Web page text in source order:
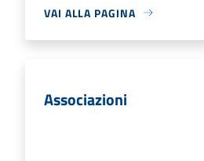
VAI ALLA PAGINA
Associazioni